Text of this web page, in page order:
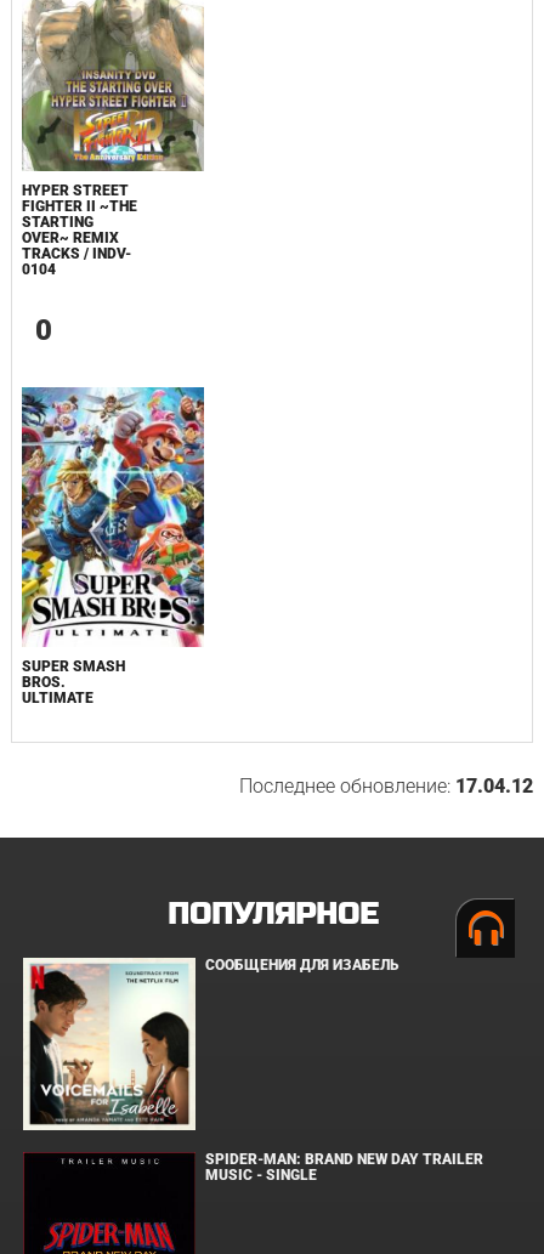
HYPER STREET
FIGHTER II ~THE
STARTING
OVER~ REMIX
TRACKS / INDV-
0104
0
SUPER SMASH
BROS.
ULTIMATE
Последнее обновление: 17.04.12
ПОПУЛЯРНОЕ
СООБЩЕНИЯ ДЛЯ ИЗАБЕЛЬ
SPIDER-MAN: BRAND NEW DAY TRAILER
MUSIC - SINGLE